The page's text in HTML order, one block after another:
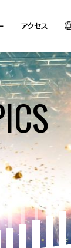
アクセス